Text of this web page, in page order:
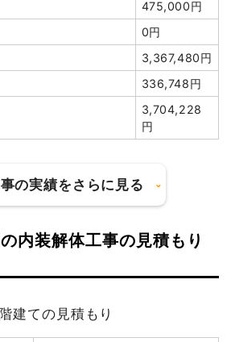
円
333,636円
3,670,000
円
軽量鉄骨造アパート2階建て
114坪
446万1,600円
626万円
数量 単価
金額
475,000円
0円
3,367,480円
336,748円
3,704,228
円
の実績をさらに見る
201万6,000円
内装解体工事の見積もり
建ての見積もり